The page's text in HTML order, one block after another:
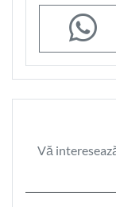
Vă